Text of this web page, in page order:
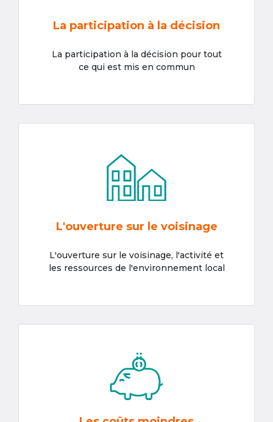
La participation à la décision
La participation à la décision pour tout
ce qui est mis en commun
L'ouverture sur le voisinage
L'ouverture sur le voisinage, l'activité et
les ressources de l'environnement local